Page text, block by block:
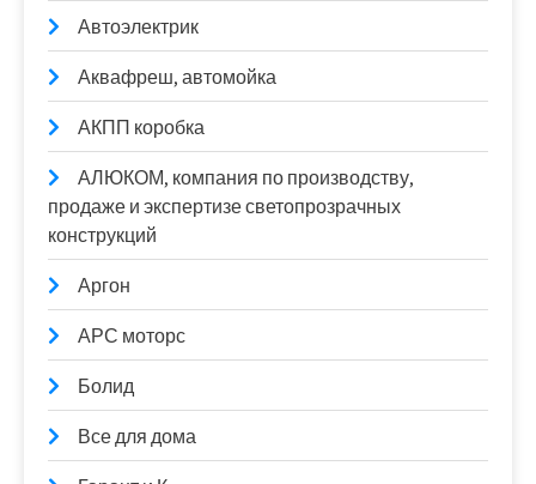
Автоэлектрик
Аквафреш, автомойка
АКПП коробка
АЛЮКОМ, компания по производству,
продаже и экспертизе светопрозрачных
конструкций
Аргон
АРС моторс
Болид
Все для дома